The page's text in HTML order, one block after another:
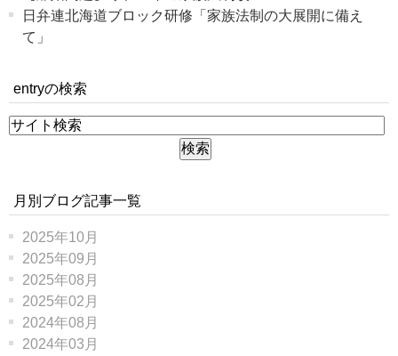
日弁連北海道ブロック研修「家族法制の大展開に備え
て」
entryの検索
月別ブログ記事一覧
2025年10月
2025年09月
2025年08月
2025年02月
2024年08月
2024年03月